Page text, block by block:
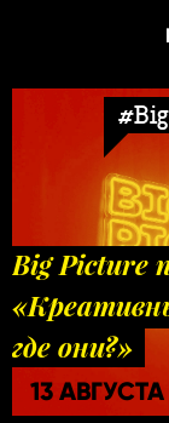
Big Picture
где они?»
13 АВГУСТА